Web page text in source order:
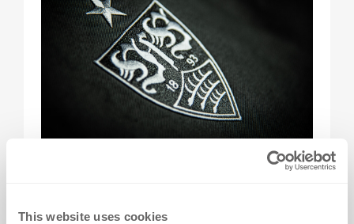
This website uses cookies
Elemente sindMeistersterne auf